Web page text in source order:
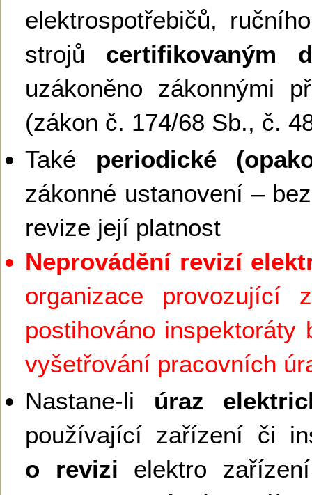
elektrospotřebičů,
strojů certifikovaným
uzákoněno zákonnými
(zákon č. 174/68 Sb., č.
Také periodické
zákonné ustanovení –
revize její platnost
Neprovádění revizí
organizace
postihováno
vyšetřování pracovních
Nastane-li úraz
používající zařízení či
o revizi elektro